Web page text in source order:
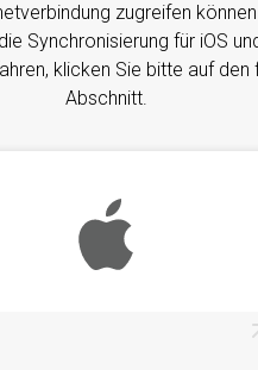
zugreifen können
Synchronisierung für iOS
klicken Sie bitte auf den
Abschnitt.